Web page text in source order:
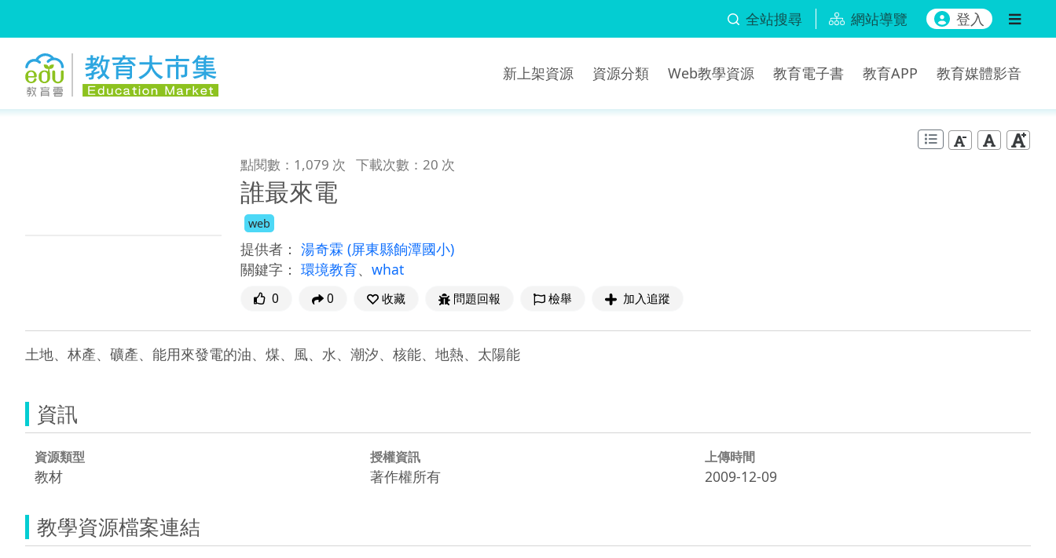
全站搜尋 網站導覽 登入
新上架資源 資源分類 Web教學資源 教育電子書 教育APP 教育媒體影音
點閱數：1,079 次 下載次數：20 次
誰最來電
web
提供者： 湯奇霖 (屏東縣餉潭國小)
關鍵字： 環境教育、 what
0 0 收藏 問題回報 檢舉 加入追蹤
土地、林產、礦產、能用來發電的油、煤、風、水、潮汐、核能、地熱、太陽能
資訊
資源類型
教材
授權資訊
著作權所有
上傳時間
2009-12-09
教學資源檔案連結